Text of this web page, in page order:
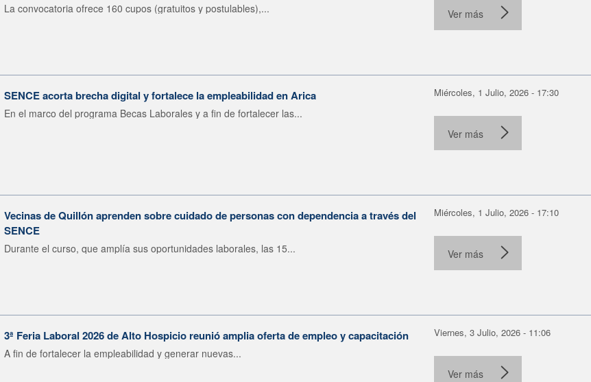
La convocatoria ofrece 160 cupos (gratuitos y postulables),... Ver más
SENCE acorta brecha digital y fortalece la empleabilidad en Arica
En el marco del programa Becas Laborales y a fin de fortalecer las...
Miércoles, 1 Julio, 2026 - 17:30
Ver más
Vecinas de Quillón aprenden sobre cuidado de personas con dependencia a través del
SENCE
Durante el curso, que amplía sus oportunidades laborales, las 15...
Miércoles, 1 Julio, 2026 - 17:10
Ver más
3ª Feria Laboral 2026 de Alto Hospicio reunió amplia oferta de empleo y capacitación
A fin de fortalecer la empleabilidad y generar nuevas...
Viernes, 3 Julio, 2026 - 11:06
Ver más